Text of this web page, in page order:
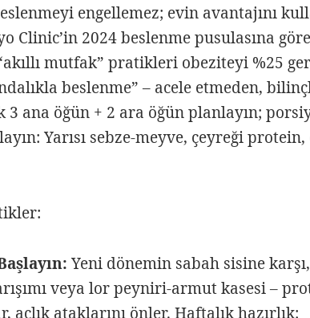
engellemez; evin avantajını
Clinic’in 2024 beslenme pusulasına
mutfak” pratikleri obeziteyi %25
beslenme” – acele etmeden,
3 ana öğün + 2 ara öğün planlayın;
Yarısı sebze-meyve, çeyreği
Yeni dönemin sabah sisine karşı,
veya lor peyniri-armut kasesi –
açlık ataklarını önler. Haftalık hazırlık: